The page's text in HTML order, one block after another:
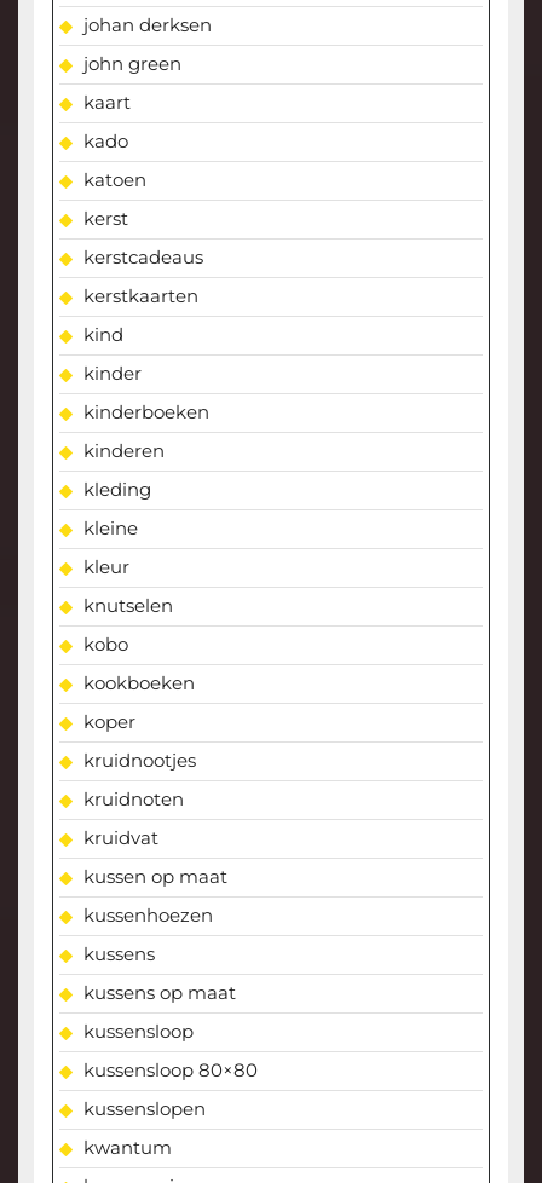
johan derksen
john green
kaart
kado
katoen
kerst
kerstcadeaus
kerstkaarten
kind
kinder
kinderboeken
kinderen
kleding
kleine
kleur
knutselen
kobo
kookboeken
koper
kruidnootjes
kruidnoten
kruidvat
kussen op maat
kussenhoezen
kussens
kussens op maat
kussensloop
kussensloop 80×80
kussenslopen
kwantum